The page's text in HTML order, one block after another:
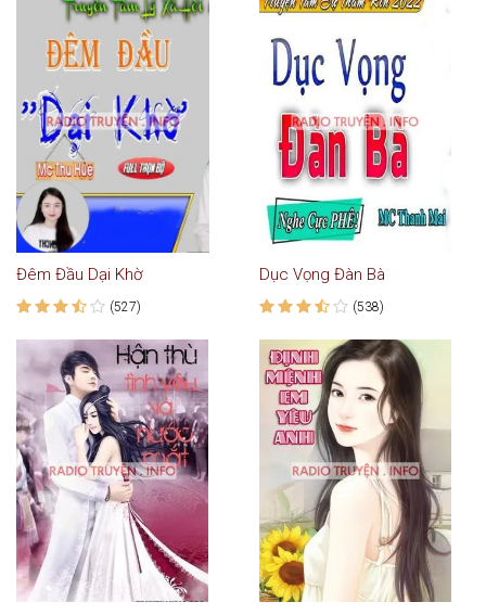
Đêm Đầu Dại Khờ
(527)
Dục Vọng Đàn Bà
(538)